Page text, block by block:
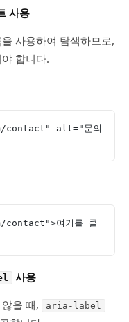
사용
사용하여 탐색하므로,
합니다.
contact" alt="문의
여기를 클
사용
을 때,
aria-label